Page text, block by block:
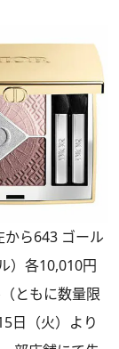
ら643 ゴール
）各10,010円
ともに数量限
日（火）より